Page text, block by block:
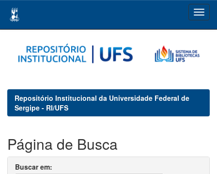
navigation
Repositório Institucional da Universidade Federal de
Sergipe - RI/UFS
Página de Busca
Buscar em: